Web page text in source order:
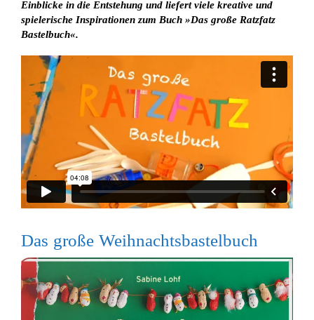
Einblicke in die Entstehung und liefert viele kreative und
spielerische Inspirationen zum Buch »Das große Ratzfatz
Bastelbuch«.
Das große Weihnachtsbastelbuch